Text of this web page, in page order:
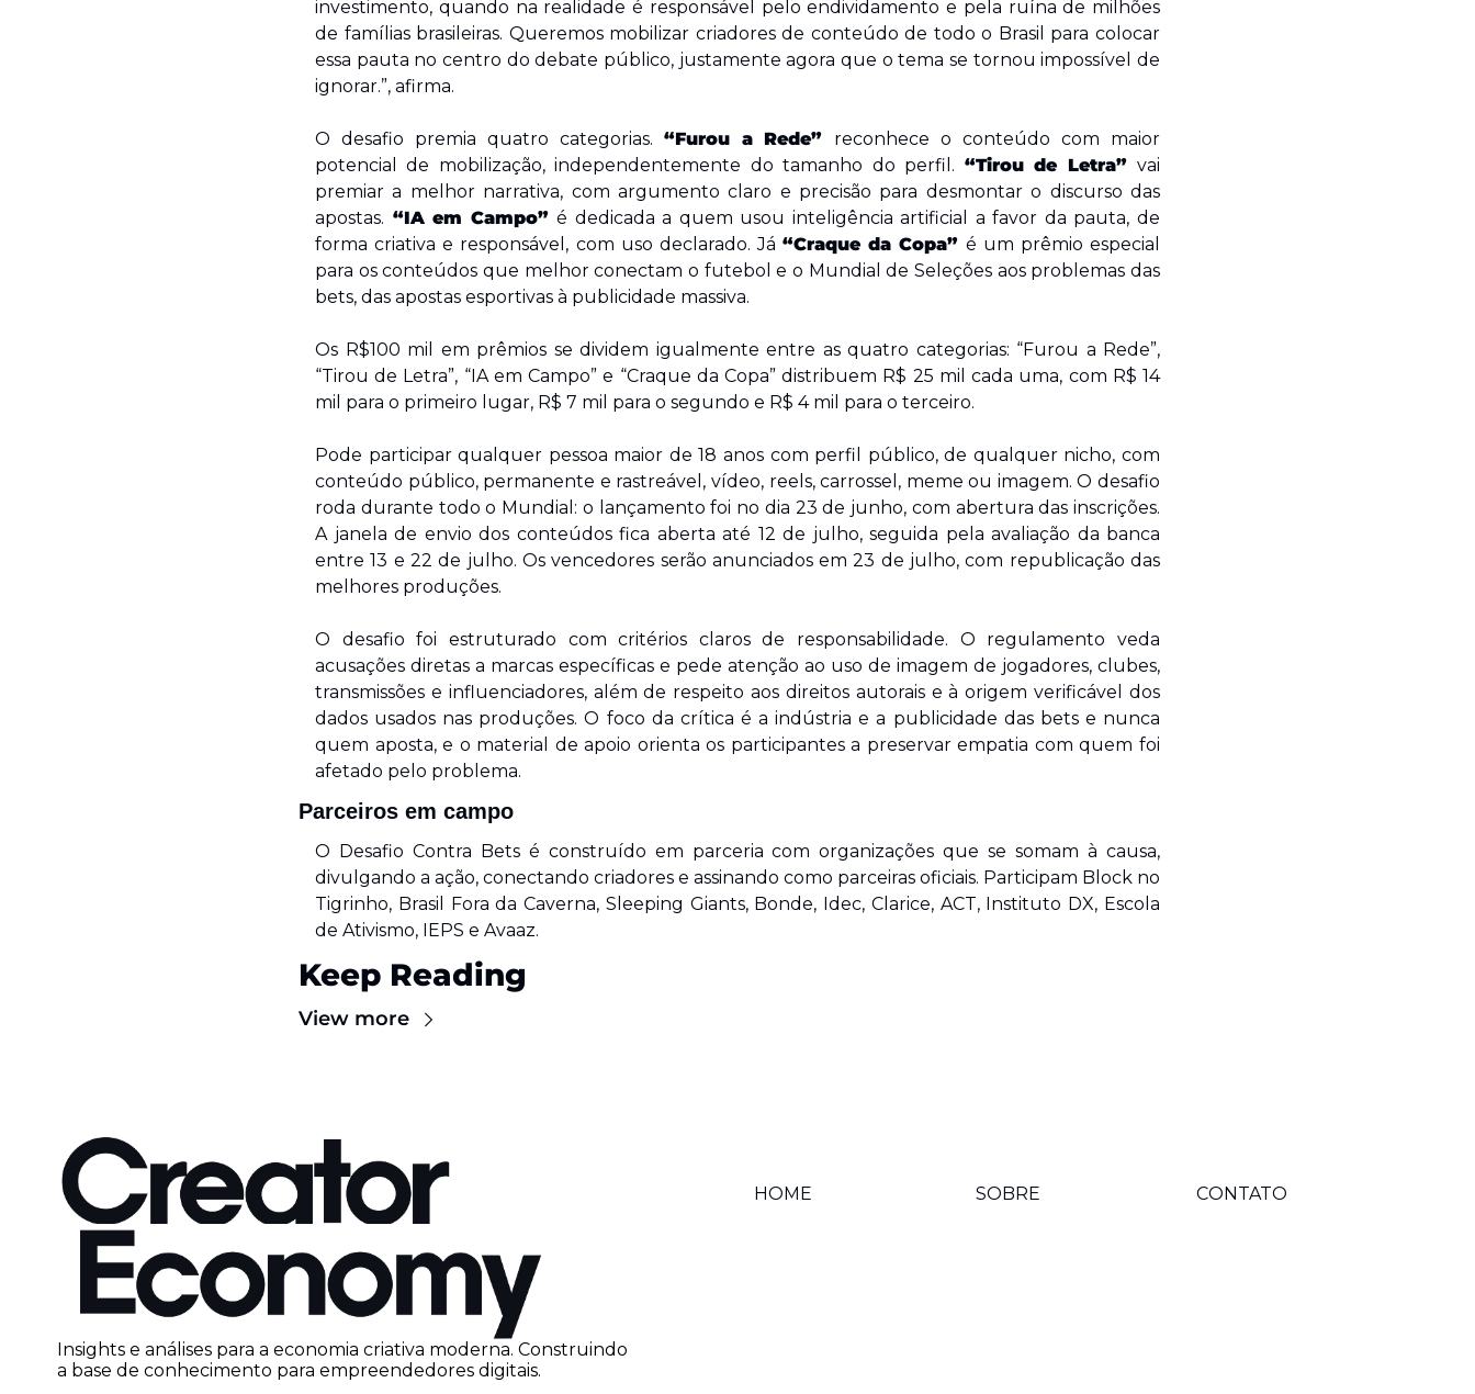
investimento, quando na realidade é responsável pelo endividamento e pela ruína de milhões
de famílias brasileiras. Queremos mobilizar criadores de conteúdo de todo o Brasil para colocar
essa pauta no centro do debate público, justamente agora que o tema se tornou impossível de
ignorar.”, afirma.
O desafio premia quatro categorias. “Furou a Rede” reconhece o conteúdo com maior
potencial de mobilização, independentemente do tamanho do perfil. “Tirou de Letra” vai
premiar a melhor narrativa, com argumento claro e precisão para desmontar o discurso das
apostas. “IA em Campo” é dedicada a quem usou inteligência artificial a favor da pauta, de
forma criativa e responsável, com uso declarado. Já “Craque da Copa” é um prêmio especial
para os conteúdos que melhor conectam o futebol e o Mundial de Seleções aos problemas das
bets, das apostas esportivas à publicidade massiva.
Os R$100 mil em prêmios se dividem igualmente entre as quatro categorias: “Furou a Rede”,
“Tirou de Letra”, “IA em Campo” e “Craque da Copa” distribuem R$ 25 mil cada uma, com R$ 14
mil para o primeiro lugar, R$ 7 mil para o segundo e R$ 4 mil para o terceiro.
Pode participar qualquer pessoa maior de 18 anos com perfil público, de qualquer nicho, com
conteúdo público, permanente e rastreável, vídeo, reels, carrossel, meme ou imagem. O desafio
roda durante todo o Mundial: o lançamento foi no dia 23 de junho, com abertura das inscrições.
A janela de envio dos conteúdos fica aberta até 12 de julho, seguida pela avaliação da banca
entre 13 e 22 de julho. Os vencedores serão anunciados em 23 de julho, com republicação das
melhores produções.
O desafio foi estruturado com critérios claros de responsabilidade. O regulamento veda
acusações diretas a marcas específicas e pede atenção ao uso de imagem de jogadores, clubes,
transmissões e influenciadores, além de respeito aos direitos autorais e à origem verificável dos
dados usados nas produções. O foco da crítica é a indústria e a publicidade das bets e nunca
quem aposta, e o material de apoio orienta os participantes a preservar empatia com quem foi
afetado pelo problema.
Parceiros em campo
O Desafio Contra Bets é construído em parceria com organizações que se somam à causa,
divulgando a ação, conectando criadores e assinando como parceiras oficiais. Participam Block no
Tigrinho, Brasil Fora da Caverna, Sleeping Giants, Bonde, Idec, Clarice, ACT, Instituto DX, Escola
de Ativismo, IEPS e Avaaz.
Keep Reading
View more
Insights e análises para a economia criativa moderna. Construindo
a base de conhecimento para empreendedores digitais.
HOME SOBRE CONTATO